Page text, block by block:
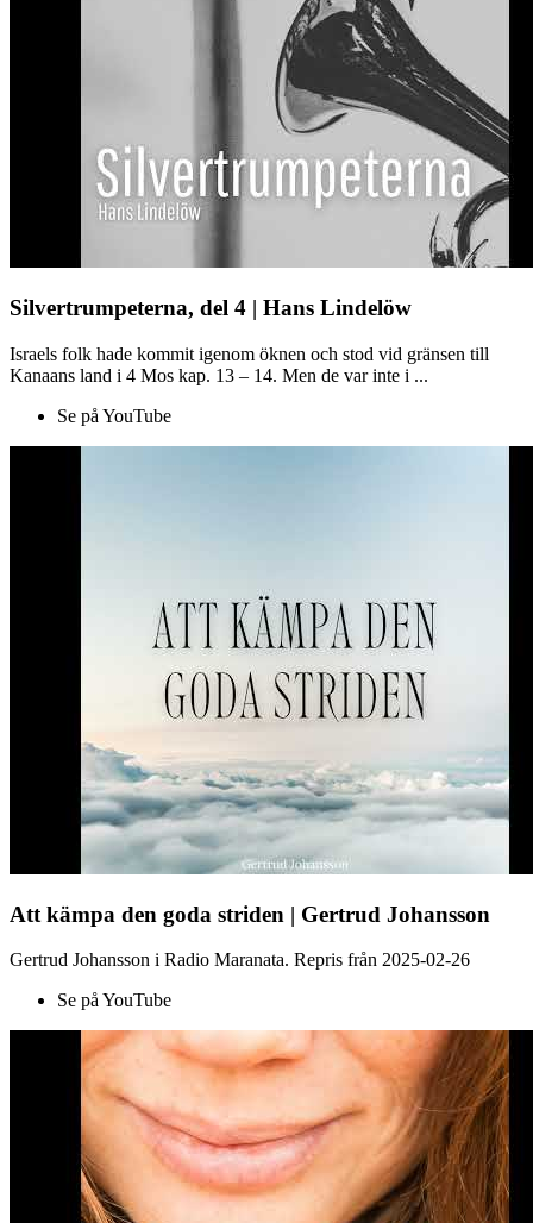
Silvertrumpeterna, del 4 | Hans Lindelöw
Israels folk hade kommit igenom öknen och stod vid gränsen till
Kanaans land i 4 Mos kap. 13 – 14. Men de var inte i ...
Se på YouTube
Att kämpa den goda striden | Gertrud Johansson
Gertrud Johansson i Radio Maranata. Repris från 2025-02-26
Se på YouTube